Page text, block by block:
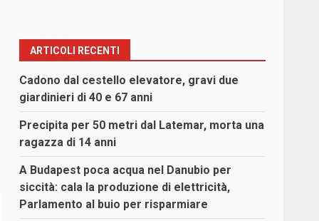
ARTICOLI RECENTI
Cadono dal cestello elevatore, gravi due
giardinieri di 40 e 67 anni
Precipita per 50 metri dal Latemar, morta una
ragazza di 14 anni
A Budapest poca acqua nel Danubio per
siccità: cala la produzione di elettricità,
Parlamento al buio per risparmiare